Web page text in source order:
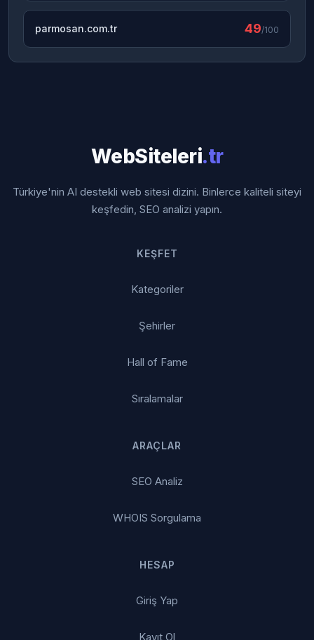
parmosan.com.tr 49/100
WebSiteleri.tr
Türkiye'nin AI destekli web sitesi dizini. Binlerce kaliteli siteyi
keşfedin, SEO analizi yapın.
KEŞFET
Kategoriler
Şehirler
Hall of Fame
Sıralamalar
ARAÇLAR
SEO Analiz
WHOIS Sorgulama
HESAP
Giriş Yap
Kayıt Ol